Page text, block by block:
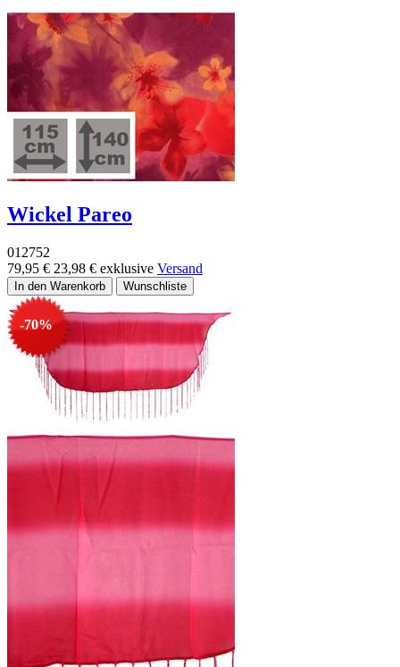
Wickel Pareo
012752
79,95 € 23,98 € exklusive Versand
-70%